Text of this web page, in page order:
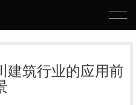
建筑行业的应用前